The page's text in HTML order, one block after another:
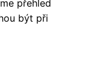
přehled
být při